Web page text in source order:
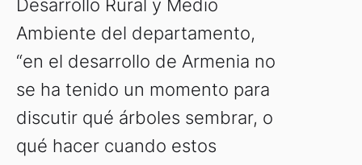
Desarrollo Rural y Medio
Ambiente del departamento,
“en el desarrollo de Armenia no
se ha tenido un momento para
discutir qué árboles sembrar, o
qué hacer cuando estos